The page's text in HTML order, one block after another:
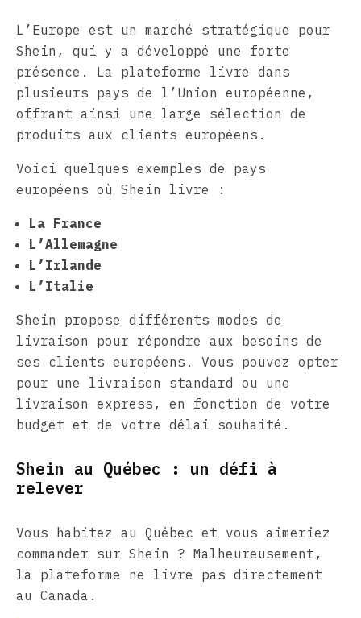
L’Europe est un marché stratégique pour
Shein, qui y a développé une forte
présence. La plateforme livre dans
plusieurs pays de l’Union européenne,
offrant ainsi une large sélection de
produits aux clients européens.
Voici quelques exemples de pays
européens où Shein livre :
La France
L’Allemagne
L’Irlande
L’Italie
Shein propose différents modes de
livraison pour répondre aux besoins de
ses clients européens. Vous pouvez opter
pour une livraison standard ou une
livraison express, en fonction de votre
budget et de votre délai souhaité.
Shein au Québec : un défi à
relever
Vous habitez au Québec et vous aimeriez
commander sur Shein ? Malheureusement,
la plateforme ne livre pas directement
au Canada.